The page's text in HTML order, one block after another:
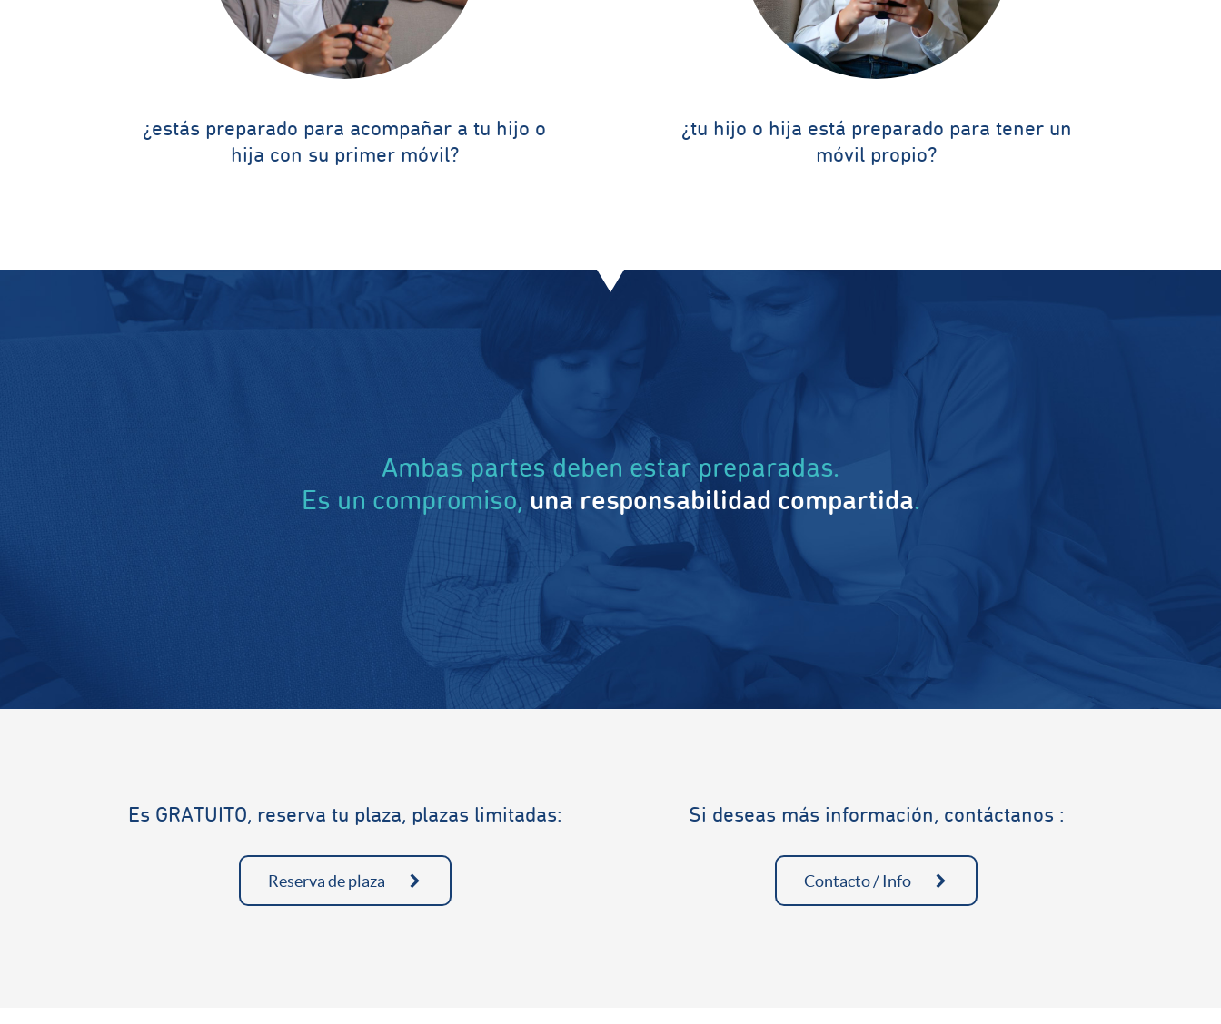
¿estás preparado para acompañar a tu hijo o
hija con su primer móvil?
¿tu hijo o hija está preparado para tener un
móvil propio?
Ambas partes deben estar preparadas.
Es un compromiso, una responsabilidad compartida.
Es GRATUITO, reserva tu plaza, plazas limitadas:
Reserva de plaza
Si deseas más información, contáctanos :
Contacto / Info